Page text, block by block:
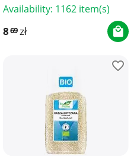
Availability: 1162 item(s)
869zł